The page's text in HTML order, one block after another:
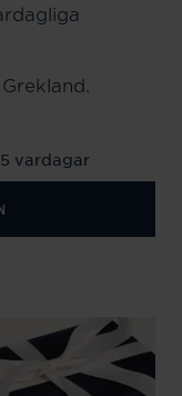
vardagar